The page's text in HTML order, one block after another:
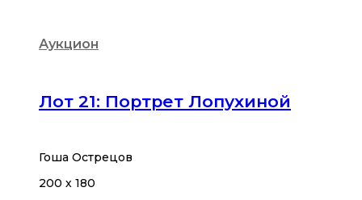
Аукцион
Лот 21: Портрет Лопухиной
Гоша Острецов
200 х 180